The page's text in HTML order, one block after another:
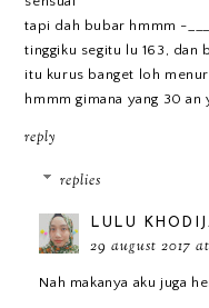
tapi dah bubar hmmm -
tinggiku segitu lu 163, dan
itu kurus banget loh
hmmm gimana yang 30 an
reply
replies
LULU
29 august 2017
Nah makanya aku juga